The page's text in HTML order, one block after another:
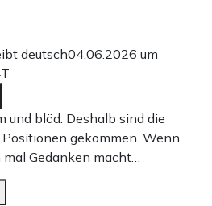
deutsch04.06.2026 um
und blöd. Deshalb sind die
gekommen. Wenn
mal Gedanken macht…